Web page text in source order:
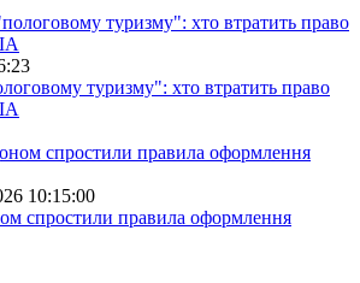
туризму": хто втратить право
10:15:00
спростили правила оформлення